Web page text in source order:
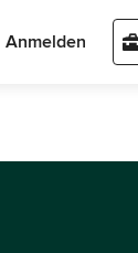
Anmelden